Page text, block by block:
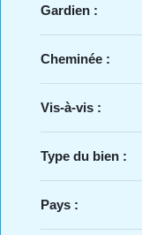
Gardien :
Cheminée :
Vis-à-vis :
Type du bien :
Pays :